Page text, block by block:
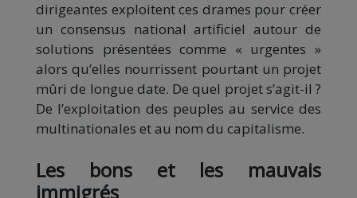
dirigeantes exploitent ces drames pour créer
un consensus national artificiel autour de
solutions présentées comme « urgentes »
alors qu’elles nourrissent pourtant un projet
mûri de longue date. De quel projet s’agit-il ?
De l’exploitation des peuples au service des
multinationales et au nom du capitalisme.
Les bons et les mauvais
immigrés